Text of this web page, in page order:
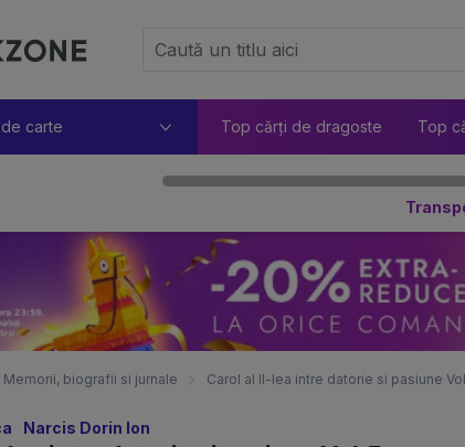
carte Top cărți de dragoste Top
Memorii, biografii si jurnale Carol al II-lea intre datorie si pasiune
Narcis Dorin Ion